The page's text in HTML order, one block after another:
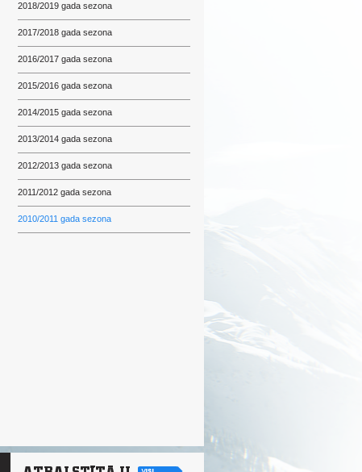
2018/2019 gada sezona
2017/2018 gada sezona
2016/2017 gada sezona
2015/2016 gada sezona
2014/2015 gada sezona
2013/2014 gada sezona
2012/2013 gada sezona
2011/2012 gada sezona
2010/2011 gada sezona